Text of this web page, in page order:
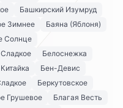
Башкирский Изумруд
Зимнее
Баяна (Яблоня)
Солнце
Белоснежка
Бен-Девис
Беркутовское
Грушевое
Благая Весть